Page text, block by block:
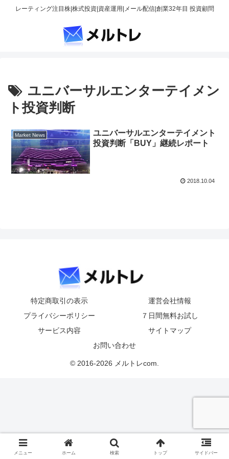
レーティング注目株|株式投資|資産運用|メール配信|創業32年目 投資顧問
ユニバーサルエンターテイメン
ト投資判断
Market News
ユニバーサルエンターテイメント
投資判断「BUY」継続レポート
2018.10.04
特定商取引の表示
運営会社情報
プライバシーポリシー
７日間無料お試し
サービス内容
サイトマップ
お問い合わせ
© 2016-2026 メルトレcom.
メニュー ホーム 検索 トップ サイドバー